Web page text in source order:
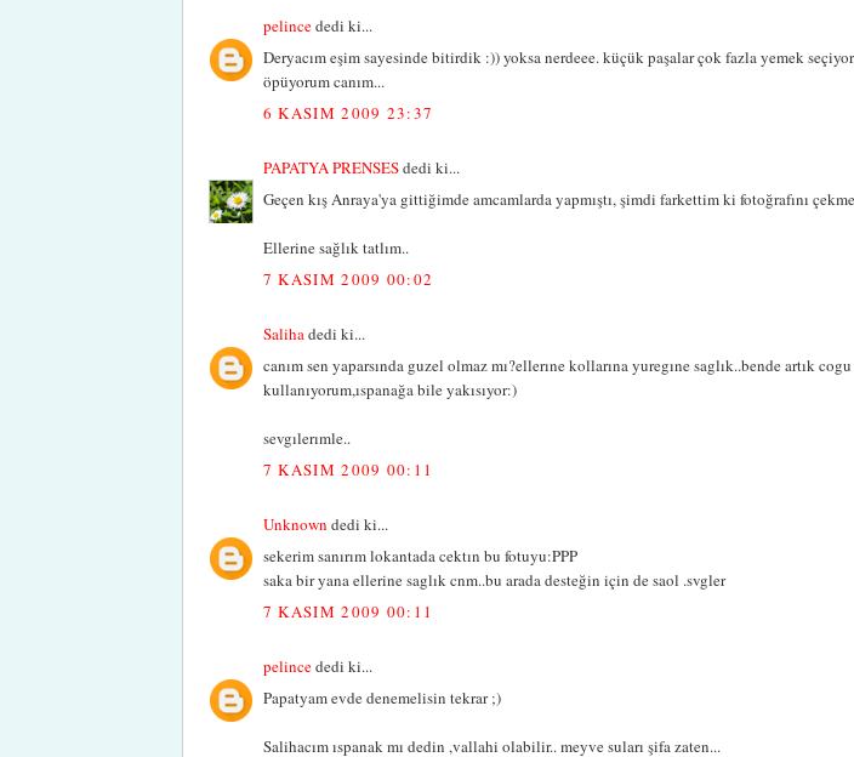
pelincededi ki...
Deryacım eşim sayesinde bitirdik :)) yoksa nerdeee. küçük paşalar çok fazla yemek
öpüyorum canım...
6 KASIM 2009 23:37
PAPATYA PRENSESdedi ki...
Geçen kış Anraya'ya gittiğimde amcamlarda yapmıştı, şimdi farkettim ki fotoğrafını
Ellerine sağlık tatlım..
7 KASIM 2009 00:02
Saliha dedi ki...
canım sen yaparsında guzel olmaz mı?ellerıne kollarına yuregıne saglık..bende artık
kullanıyorum,ıspanağa bile yakısıyor:)
sevgılerımle..
7 KASIM 2009 00:11
Unknown dedi ki...
sekerim sanırım lokantada cektın bu fotuyu:PPP
saka bir yana ellerine saglık cnm..bu arada desteğin için de saol .svgler
7 KASIM 2009 00:11
pelincededi ki...
Papatyam evde denemelisin tekrar ;)
Salihacım ıspanak mı dedin ,vallahi olabilir.. meyve suları şifa zaten...